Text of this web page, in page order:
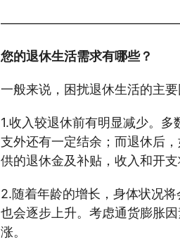
您的退休生活需求有哪些？
一般来说，困扰退休生活的主要
1.收入较退休前有明显减少。
支外还有一定结余；而退休后
供的退休金及补贴，收入和开支
2.随着年龄的增长，身体状况
也会逐步上升。考虑通货膨胀
涨。